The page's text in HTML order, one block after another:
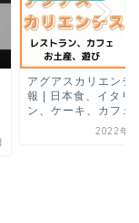
アグアスカリエンテ
No.1タコス屋台の紹
2022年1